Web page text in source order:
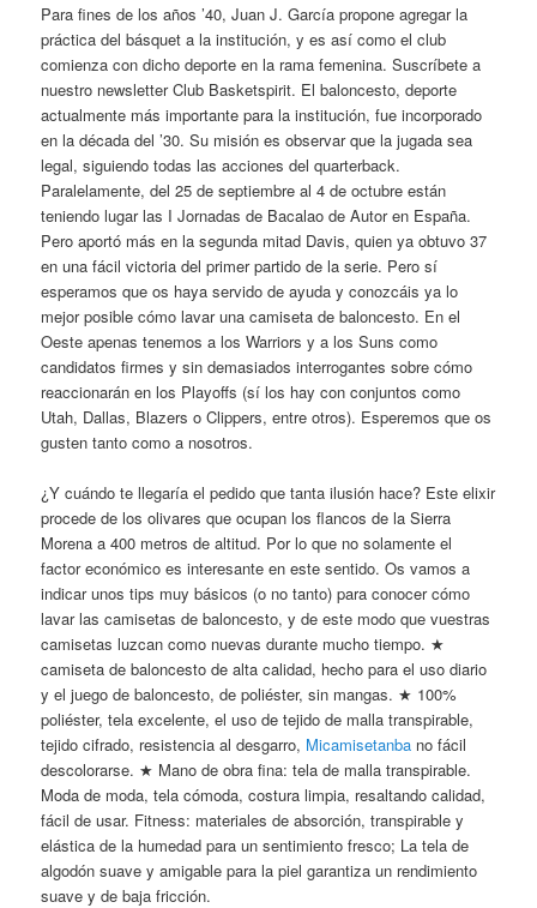
Para fines de los años ’40, Juan J. García propone agregar la
práctica del básquet a la institución, y es así como el club
comienza con dicho deporte en la rama femenina. Suscríbete a
nuestro newsletter Club Basketspirit. El baloncesto, deporte
actualmente más importante para la institución, fue incorporado
en la década del ’30. Su misión es observar que la jugada sea
legal, siguiendo todas las acciones del quarterback.
Paralelamente, del 25 de septiembre al 4 de octubre están
teniendo lugar las I Jornadas de Bacalao de Autor en España.
Pero aportó más en la segunda mitad Davis, quien ya obtuvo 37
en una fácil victoria del primer partido de la serie. Pero sí
esperamos que os haya servido de ayuda y conozcáis ya lo
mejor posible cómo lavar una camiseta de baloncesto. En el
Oeste apenas tenemos a los Warriors y a los Suns como
candidatos firmes y sin demasiados interrogantes sobre cómo
reaccionarán en los Playoffs (sí los hay con conjuntos como
Utah, Dallas, Blazers o Clippers, entre otros). Esperemos que os
gusten tanto como a nosotros.
¿Y cuándo te llegaría el pedido que tanta ilusión hace? Este elixir
procede de los olivares que ocupan los flancos de la Sierra
Morena a 400 metros de altitud. Por lo que no solamente el
factor económico es interesante en este sentido. Os vamos a
indicar unos tips muy básicos (o no tanto) para conocer cómo
lavar las camisetas de baloncesto, y de este modo que vuestras
camisetas luzcan como nuevas durante mucho tiempo. ★
camiseta de baloncesto de alta calidad, hecho para el uso diario
y el juego de baloncesto, de poliéster, sin mangas. ★ 100%
poliéster, tela excelente, el uso de tejido de malla transpirable,
tejido cifrado, resistencia al desgarro, Micamisetanba no fácil
descolorarse. ★ Mano de obra fina: tela de malla transpirable.
Moda de moda, tela cómoda, costura limpia, resaltando calidad,
fácil de usar. Fitness: materiales de absorción, transpirable y
elástica de la humedad para un sentimiento fresco; La tela de
algodón suave y amigable para la piel garantiza un rendimiento
suave y de baja fricción.